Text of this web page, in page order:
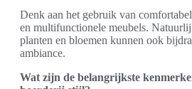
Denk aan het gebruik van
en multifunctionele meubels.
planten en bloemen kunnen ook
ambiance.
Wat zijn de belangrijkste